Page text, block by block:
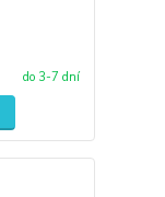
do 3-7 dní